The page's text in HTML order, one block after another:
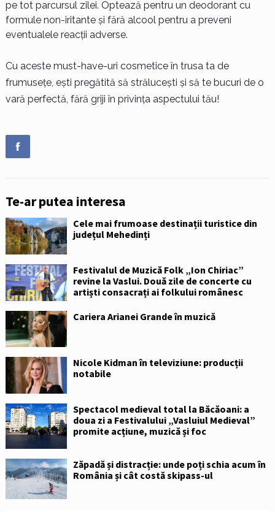
pe tot parcursul zilei. Optează pentru un deodorant cu
formule non-iritante și fără alcool pentru a preveni
eventualele reacții adverse.
Cu aceste must-have-uri cosmetice în trusa ta de
frumusețe, ești pregătită să strălucești și să te bucuri de o
vară perfectă, fără griji în privința aspectului tău!
Te-ar putea interesa
Cele mai frumoase destinații turistice din
județul Mehedinți
Festivalul de Muzică Folk „Ion Chiriac”
revine la Vaslui. Două zile de concerte cu
artiști consacrați ai folkului românesc
Cariera Arianei Grande în muzică
Nicole Kidman în televiziune: producții
notabile
Spectacol medieval total la Băcăoani: a
doua zi a Festivalului „Vasluiul Medieval”
promite acțiune, muzică și foc
Zăpadă și distracție: unde poți schia acum în
România și cât costă skipass-ul